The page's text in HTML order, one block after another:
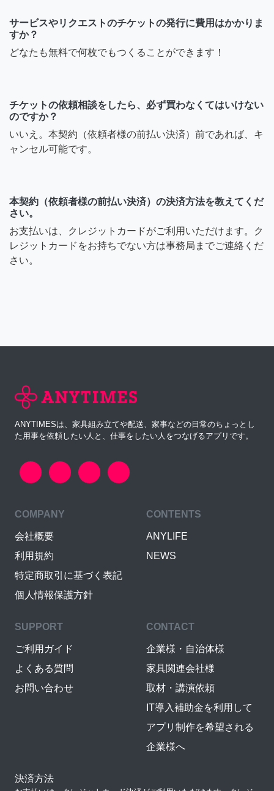
サービスやリクエストのチケットの発行に費用はかかりま
すか？
どなたも無料で何枚でもつくることができます！
チケットの依頼相談をしたら、必ず買わなくてはいけない
のですか？
いいえ。本契約（依頼者様の前払い決済）前であれば、キ
ャンセル可能です。
本契約（依頼者様の前払い決済）の決済方法を教えてくだ
さい。
お支払いは、クレジットカードがご利用いただけます。ク
レジットカードをお持ちでない方は事務局までご連絡くだ
さい。
ANYTIMESは、家具組み立てや配送、家事などの日常のちょっとし
た用事を依頼したい人と、仕事をしたい人をつなげるアプリです。
COMPANY
会社概要
利用規約
特定商取引に基づく表記
個人情報保護方針
CONTENTS
ANYLIFE
NEWS
SUPPORT
ご利用ガイド
よくある質問
お問い合わせ
CONTACT
企業様・自治体様
家具関連会社様
取材・講演依頼
IT導入補助金を利用して
アプリ制作を希望される
企業様へ
決済方法